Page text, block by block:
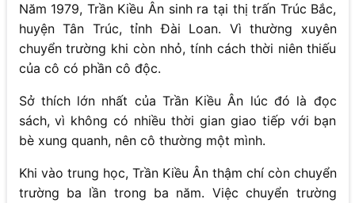
Năm 1979, Trần Kiều Ân sinh ra tại thị trấn Trúc Bắc,
huyện Tân Trúc, tỉnh Đài Loan. Vì thường xuyên
chuyển trường khi còn nhỏ, tính cách thời niên thiếu
của cô có phần cô độc.
Sở thích lớn nhất của Trần Kiều Ân lúc đó là đọc
sách, vì không có nhiều thời gian giao tiếp với bạn
bè xung quanh, nên cô thường một mình.
Khi vào trung học, Trần Kiều Ân thậm chí còn chuyển
trường ba lần trong ba năm. Việc chuyển trường